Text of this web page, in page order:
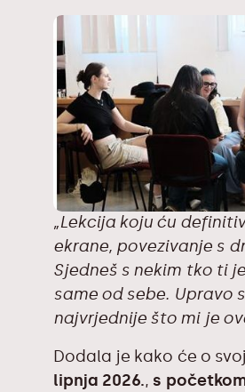
„Lekcija koju ću
ekrane, povezivanje s
Sjedneš s nekim tko ti
same od sebe. Upravo
najvrjednije što mi je
Dodala je kako će o
lipnja 2026., s